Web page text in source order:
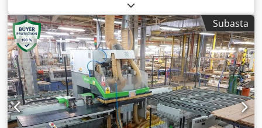
Skipper 130 - Año de fabricación: 2010 Cedezp Simspfx Ac
Djrf - Disponible a partir de septiembre de 2026 - El
bloque de taladrado inferior presenta un problema y
requiere reparación. - La máquina está en funcionamiento
y se puede inspeccionar. - Si tiene alguna pregunta, no
dude en ponerse en contacto.
Subasta